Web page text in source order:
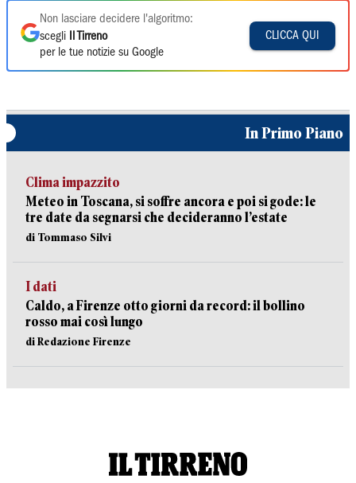
Non lasciare decidere l'algoritmo:
scegli
Il Tirreno
per le tue notizie su Google
CLICCA QUI
In Primo Piano
Clima impazzito
Meteo in Toscana, si soffre ancora e poi si gode: le
tre date da segnarsi che decideranno l’estate
di Tommaso Silvi
I dati
Caldo, a Firenze otto giorni da record: il bollino
rosso mai così lungo
di Redazione Firenze